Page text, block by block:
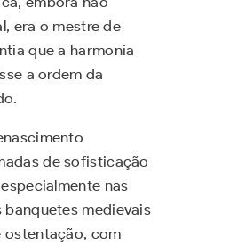
era o mestre de
que a harmonia
a ordem da
de sofisticação
nas
medievais
ostentação, com